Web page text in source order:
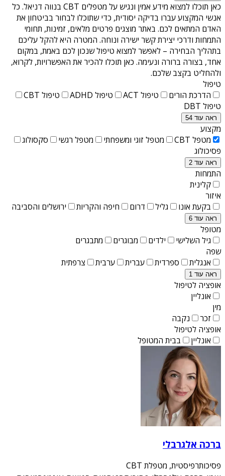
כאן תוכלו למצוא מידע אמין ונגיש על מטפלים CBT בנווה דניאל
. כל
אנשי המקצוע עברו בדיקה יסודית, כדי שתוכלו לבחור בביטחון את
האדם המתאים לכם. באתר מוצגים פרטים מלאים, זמינות, תחומי
התמחות ודרכי יצירת קשר ישירה ונוחה. המטרה היא להקל עליכם
בתהליך הבחירה – לאפשר למצוא טיפול שנכון לכם באמת, במקום
אחד, בצורה ברורה ונעימה. כאן תוכלו להכיר את האפשרויות, לקרוא,
ולהחליט בקצב שלכם.
טיפול
הדרכת הורים
טיפול ACT טיפול ADHD
טיפול CBT
טיפול DBT
ראה עוד 54
מקצוע
מטפל CBT
מטפל זוגי ומשפחתי מטפל רגשי
סקסולוג
פסיכולוג
ראה עוד 2
התמחות
קלינית
איזור
בקעת אונו
גליל דרום חיפה והקריות ירושלים והסביבה
ראה עוד 6
מטופל
גיל השלישי
ילדים מבוגרים
מתבגרים
שפה
אנגלית
ספרדית עברית ערבית צרפתית
ראה עוד 1
אופציה לטיפול
אונליין
מין
זכר
נקבה
אופציה לטיפול
אונליין
בבית המטופל
ברכה אלגרבלי
פסיכותרפיסטית, מטפלת CBT